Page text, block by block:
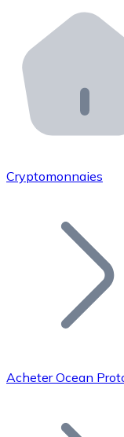
Distributeurs
Intégrez un
API Bitnovo
Intégrez notre
Rejoignez
Ajoutez le
Bitcoin
Cryptomonnaies
Acheter Ocean